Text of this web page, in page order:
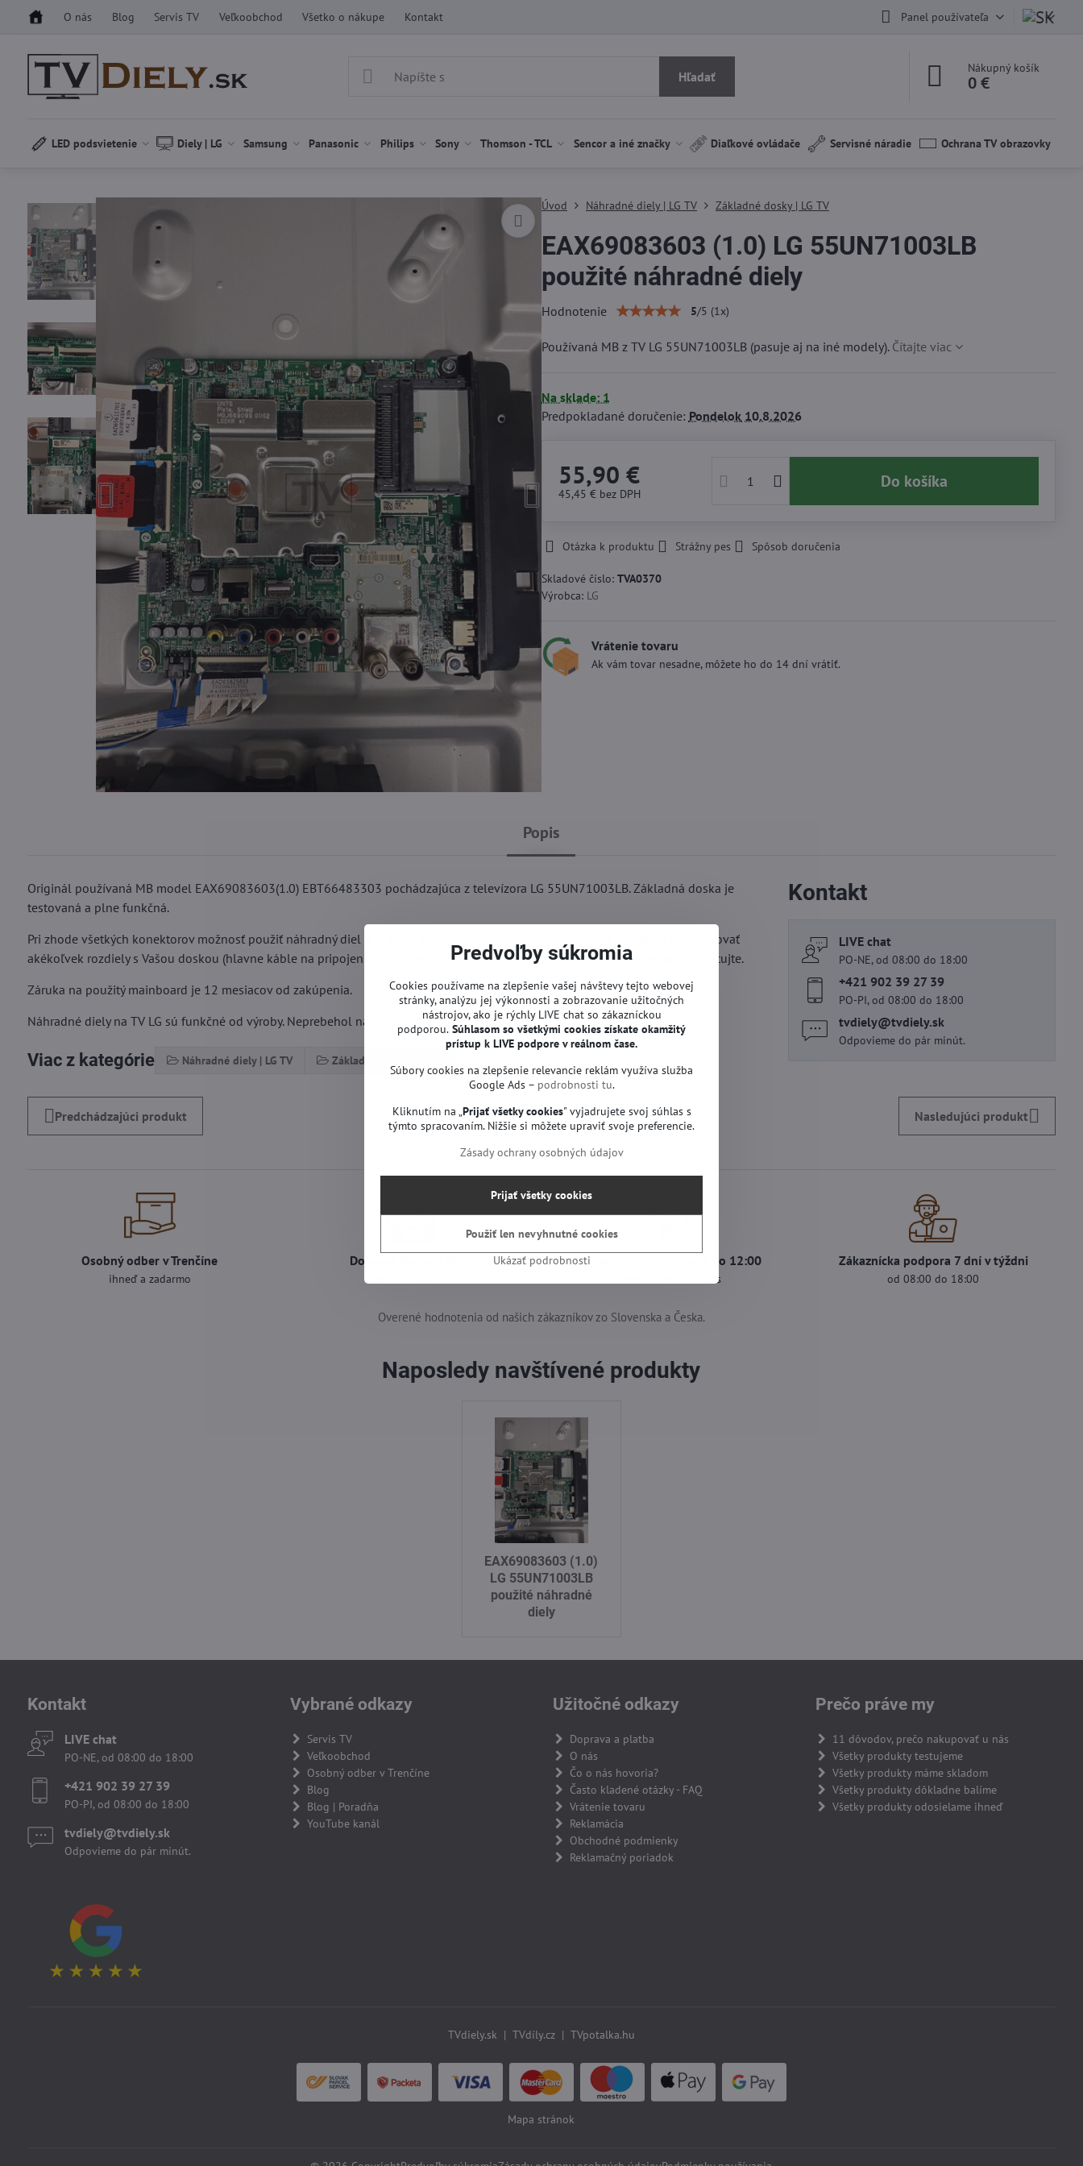
O nás Blog Servis TV Veľkoobchod Všetko o nákupe Kontakt Panel používateľa
Hľadať
Nákupný košík
0 €
LED podsvietenie Diely | LG Samsung Panasonic Philips Sony Thomson - TCL Sencor a iné značky Diaľkové ovládače Servisné náradie Ochrana TV obrazovky
Úvod Náhradné diely | LG TV Základné dosky | LG TV
EAX69083603 (1.0) LG 55UN71003LB
použité náhradné diely
Hodnotenie 5/5 (1x)
Používaná MB z TV LG 55UN71003LB (pasuje aj na iné modely). Čítajte viac
Na sklade: 1
Predpokladané doručenie: Pondelok10.8.2026
55,90 €
45,45 € bez DPH
Do košíka
Otázka k produktu Strážny pes Spôsob doručenia
Skladové číslo: TVA0370
Výrobca: LG
Vrátenie tovaru
Ak vám tovar nesadne, môžete ho do 14 dní vrátiť.
Popis
Originál používaná MB model EAX69083603(1.0) EBT66483303 pochádzajúca z televízora LG 55UN71003LB. Základná doska je
testovaná a plne funkčná.
Pri zhode všetkých konektorov možnosť použiť náhradný diel aj v iných modeloch. Pred kúpou odporúčame poriadne skontrolovať
akékoľvek rozdiely s Vašou doskou (hlavne káble na pripojenie obrazovky, zdroja a pod). V prípade otázok nás, prosím, kontaktujte.
Záruka na použitý mainboard je 12 mesiacov od zakúpenia.
Náhradné diely na TV LG sú funkčné od výroby. Neprebehol na nich žiadny servis ani oprava.
Viac z kategórie Náhradné diely | LG TV Základné dosky | LG TV
Kontakt
LIVE chat
PO-NE, od 08:00 do 18:00
+421 902 39 27 39
PO-PI, od 08:00 do 18:00
tvdiely​@tvdiely​.sk
Odpovieme do pár minút.
Predchádzajúci produkt Nasledujúci produkt
Osobný odber v Trenčíne
ihneď a zadarmo
Doprava len za 2,90 € Objednávky vytvorené do 12:00
odošleme ešte dnes
Zákaznícka podpora 7 dní v týždni
od 08:00 do 18:00
Overené hodnotenia od našich zákazníkov zo Slovenska a Česka.
Naposledy navštívené produkty
EAX69083603 (1.0)
LG 55UN71003LB
použité náhradné
diely
Kontakt
LIVE chat
PO-NE, od 08:00 do 18:00
+421 902 39 27 39
PO-PI, od 08:00 do 18:00
tvdiely​​@tvdiely​​.sk
Odpovieme do pár minút.
Vybrané odkazy
Servis TV
Veľkoobchod
Osobný odber v Trenčíne
Blog
Blog | Poradňa
YouTube kanál
Užitočné odkazy
Doprava a platba
O nás
Čo o nás hovoria?
Často kladené otázky - FAQ
Vrátenie tovaru
Reklamácia
Obchodné podmienky
Reklamačný poriadok
Prečo práve my
11 dôvodov, prečo nakupovať u nás
Všetky produkty testujeme
Všetky produkty máme skladom
Všetky produkty dôkladne balíme
Všetky produkty odosielame ihneď
TVdiely.sk | TVdíly.cz| TVpotalka.hu
Mapa stránok
Predvoľby súkromia
Cookies používame na zlepšenie vašej návštevy tejto webovej
stránky, analýzu jej výkonnosti a zobrazovanie užitočných
nástrojov, ako je rýchly LIVE chat so zákazníckou
podporou. Súhlasom so všetkými cookies získate okamžitý
prístup k LIVE podpore v reálnom čase.
Súbory cookies na zlepšenie relevancie reklám využíva služba
Google Ads – podrobnosti tu.
Kliknutím na „Prijať všetky cookies" vyjadrujete svoj súhlas s
týmto spracovaním. Nižšie si môžete upraviť svoje preferencie.
Zásady ochrany osobných údajov
Ukázať podrobnosti
Prijať všetky cookies
Použiť len nevyhnutné cookies